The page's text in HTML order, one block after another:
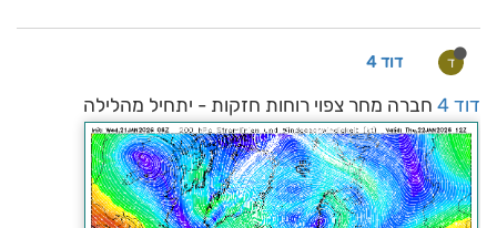
ד דוד 4
דוד 4 חברה מחר צפוי רוחות חזקות - יתחיל מהלילה